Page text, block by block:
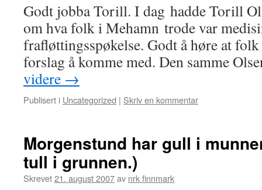
Godt jobba Torill. I dag hadde Torill
om hva folk i Mehamn trode var
frafløttingsspøkelse. Godt å høre at
forslag å komme med. Den samme
videre →
Publisert i Uncategorized | Skriv en kommentar
Morgenstund har gull i
tull i grunnen.)
Skrevet21. august 2007av nrk finnmark